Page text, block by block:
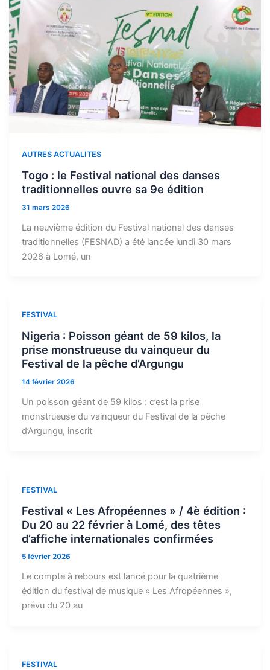
AUTRES ACTUALITES
Togo : le Festival national des danses
traditionnelles ouvre sa 9e édition
31 mars 2026
La neuvième édition du Festival national des danses
traditionnelles (FESNAD) a été lancée lundi 30 mars
2026 à Lomé, un
FESTIVAL
Nigeria : Poisson géant de 59 kilos, la
prise monstrueuse du vainqueur du
Festival de la pêche d’Argungu
14 février 2026
Un poisson géant de 59 kilos : c’est la prise
monstrueuse du vainqueur du Festival de la pêche
d’Argungu, inscrit
FESTIVAL
Festival « Les Afropéennes » / 4è édition :
Du 20 au 22 février à Lomé, des têtes
d’affiche internationales confirmées
5 février 2026
Le compte à rebours est lancé pour la quatrième
édition du festival de musique « Les Afropéennes »,
prévu du 20 au
FESTIVAL